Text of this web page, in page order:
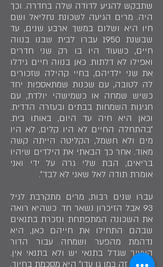
שתבקש להגיע לדודה שלה בחדרה. וכך
היה. מרים הגיעה לשכונת נחליאל ושם
חיו היא ושלום במשך ארבע שנים, עד
שבשנת 1950 עברו לבית שבנו בנווה
חיים, כשעוד היו בו רק שני חדרים
ואפילו לא דלתות. כאן בנווה חיים גידלו
את שני ילדיהם, בחיי קהילה שזכורים
לה לטובה, עם שכנות שמתאספות יחד
כשיש שמחה או כשמישהי יולדת, עם
חגיגות השמחות בבתים ובעזרה הדדית.
וכאן היא חיה עד היום, באותו בית.
״בהתחלה החיים לא היו קלים, לא היו
מים ולא חשמל, הקליטה הייתה קשה
מאוד. אחר כך הבאתי את הילדים שיהיו
בריאים, הבת שלי גרה על ידי ואני
אומרת תודה לאל שאני לא לבד״.
עברו שנים רבות, מרים מתקרבת לגיל
93 אבל הזיכרון נשאר חד. כשהיא רואה
את השכונה המתפתחת ונזכרת בתנאים
שבהם התחילו את חייהם כאן, היא
נדהמת מהפער ושמחה עבור הדור
הצעיר שגדל בתנאי יש ולא בתנאי אין.
״עכשיו זה כמו גן עדן״ היא מסכמת בחיוך.